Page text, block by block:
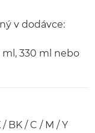
v dodávce:
330 ml nebo
BK / C / M / Y